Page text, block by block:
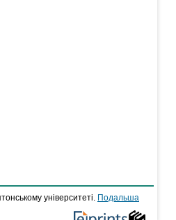
університеті.
Подальша